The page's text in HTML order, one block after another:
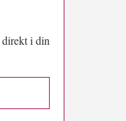
direkt i din